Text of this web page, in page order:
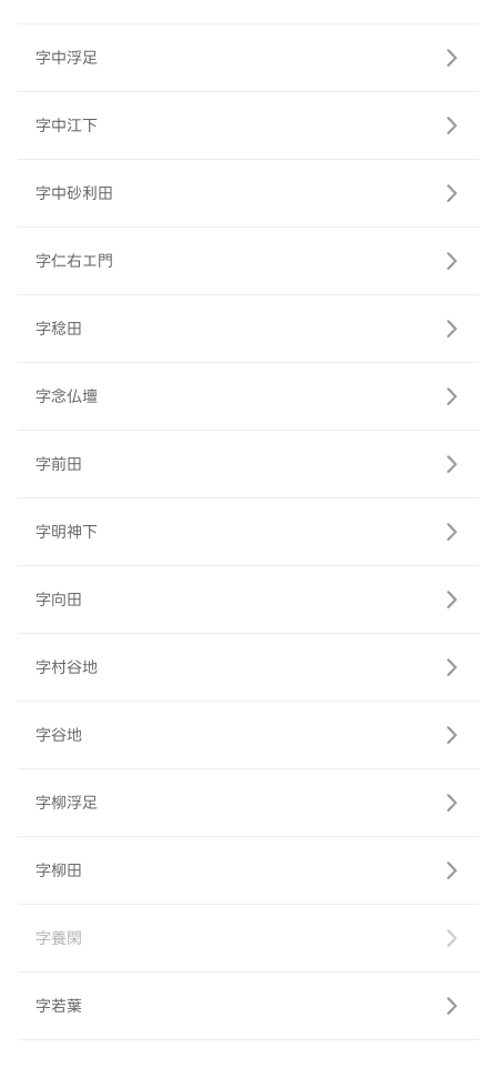
字中浮足
字中江下
字中砂利田
字仁右エ門
字稔田
字念仏壇
字前田
字明神下
字向田
字村谷地
字谷地
字柳浮足
字柳田
字養閑
字若葉